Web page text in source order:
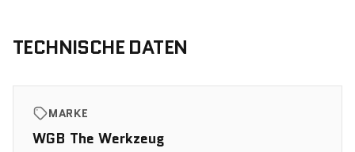
TECHNISCHE DATEN
MARKE
WGB The Werkzeug